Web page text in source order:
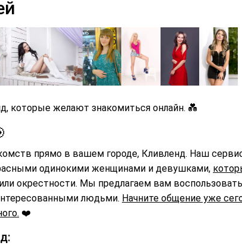
которые желают знакомиться онлайн. 💑
прямо в вашем городе, Кливленд. Наш
одинокими женщинами и девушками,
окрестности. Мы предлагаем вам
людьми. Начните общение уже
❤️